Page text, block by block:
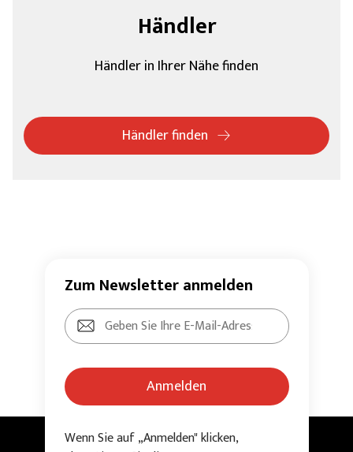
Händler
Händler in Ihrer Nähe finden
Händler finden
Zum Newsletter anmelden
Anmelden
Wenn Sie auf „Anmelden" klicken,